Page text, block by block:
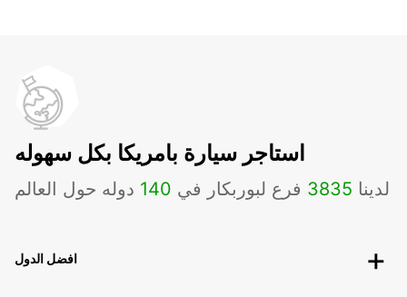
استاجر سيارة بامريكا بكل سهوله
لدينا 3835 فرع لبوربكار في 140 دوله حول العالم
افضل الدول